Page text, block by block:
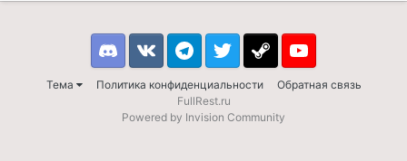
Тема Политика конфиденциальности Обратная связь
DiscordVK TelegramTwitter Steam Youtube
FullRest.ru
Powered by Invision Community